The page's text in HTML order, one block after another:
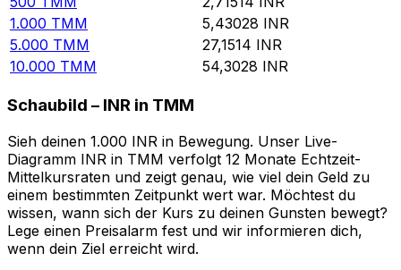
1.000 TMM 5,43028 INR
5.000 TMM 27,1514 INR
10.000 TMM 54,3028 INR
Schaubild – INR in TMM
Sieh deinen 1.000 INR in Bewegung. Unser Live-
Diagramm INR in TMM verfolgt 12 Monate Echtzeit-
Mittelkursraten und zeigt genau, wie viel dein Geld zu
einem bestimmten Zeitpunkt wert war. Möchtest du
wissen, wann sich der Kurs zu deinen Gunsten bewegt?
Lege einen Preisalarm fest und wir informieren dich,
wenn dein Ziel erreicht wird.